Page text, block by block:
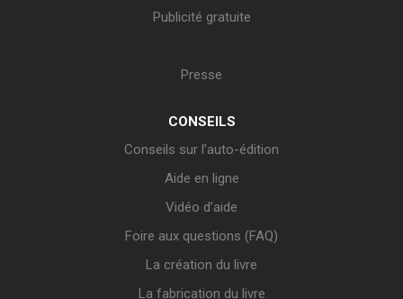
Publicité gratuite
Presse
CONSEILS
Conseils sur l’auto-édition
Aide en ligne
Vidéo d’aide
Foire aux questions (FAQ)
La création du livre
La fabrication du livre